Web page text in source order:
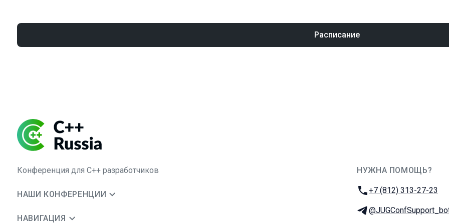
Расписание
Конференция для C++ разработчиков
НАШИ КОНФЕРЕНЦИИ
НАВИГАЦИЯ
НУЖНА ПОМОЩЬ?
Телефон:
+7 (812) 313-27-23
Телеграм: